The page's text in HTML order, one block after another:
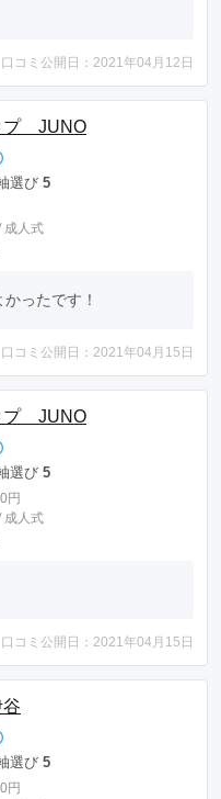
口コミ公開日：2021年04月12日
プ JUNO
選び 5
成人式
ったです！
口コミ公開日：2021年04月15日
プ JUNO
選び 5
円
成人式
口コミ公開日：2021年04月15日
選び 5
円